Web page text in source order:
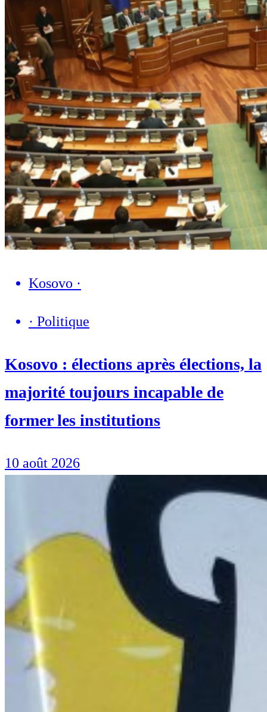
Kosovo ·
· Politique
Kosovo : élections après élections, la
majorité toujours incapable de
former les institutions
10 août 2026